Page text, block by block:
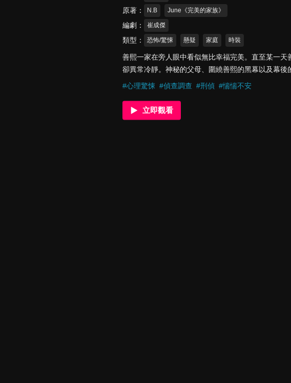
原著 N.B June《完美的家族》
編劇 崔成傑
類型 恐怖/驚悚 懸疑 家庭 時裝
善熙一家在旁人眼中看似無比幸福完美。直至某一
卻異常冷靜。神秘的父母、圍繞善熙的黑幕以及幕後
#心理驚悚 #偵查調查 #刑偵 #惴惴不安
立即觀看